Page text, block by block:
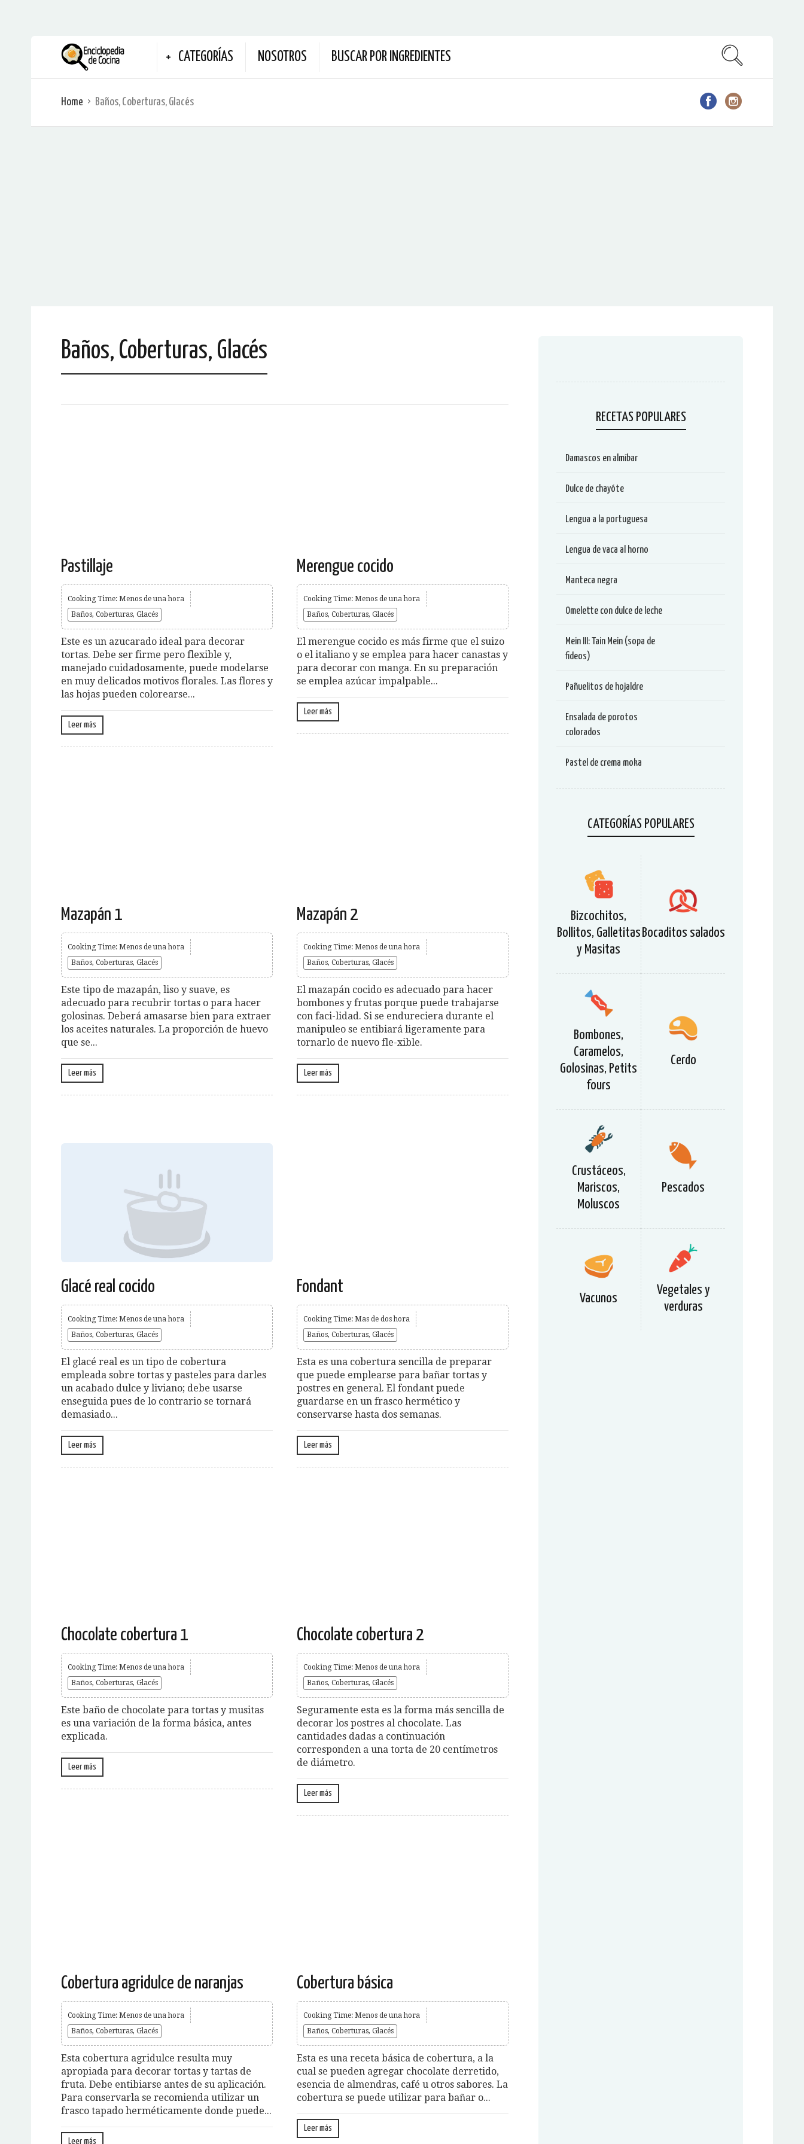
CATEGORÍAS NOSOTROS BUSCAR POR INGREDIENTES
Home Baños, Coberturas, Glacés
Baños, Coberturas, Glacés
Pastillaje
Cooking Time: Menos de una hora
Baños, Coberturas, Glacés
Este es un azucarado ideal para decorar
tortas. Debe ser firme pero flexible y,
manejado cuidadosamente, puede modelarse
en muy delicados motivos florales. Las flores y
las hojas pueden colorearse...
Leer más
Merengue cocido
Cooking Time: Menos de una hora
Baños, Coberturas, Glacés
El merengue cocido es más firme que el suizo
o el italiano y se emplea para hacer canastas y
para decorar con manga. En su preparación
se emplea azúcar impalpable...
Leer más
Mazapán 1
Cooking Time: Menos de una hora
Baños, Coberturas, Glacés
Este tipo de mazapán, liso y suave, es
adecuado para recubrir tortas o para hacer
golosinas. Deberá amasarse bien para extraer
los aceites naturales. La proporción de huevo
que se...
Leer más
Mazapán 2
Cooking Time: Menos de una hora
Baños, Coberturas, Glacés
El mazapán cocido es adecuado para hacer
bombones y frutas porque puede trabajarse
con faci-lidad. Si se endureciera durante el
manipuleo se entibiará ligeramente para
tornarlo de nuevo fle-xible.
Leer más
Glacé real cocido
Cooking Time: Menos de una hora
Baños, Coberturas, Glacés
El glacé real es un tipo de cobertura
empleada sobre tortas y pasteles para darles
un acabado dulce y liviano; debe usarse
enseguida pues de lo contrario se tornará
demasiado...
Leer más
Fondant
Cooking Time: Mas de dos hora
Baños, Coberturas, Glacés
Esta es una cobertura sencilla de preparar
que puede emplearse para bañar tortas y
postres en general. El fondant puede
guardarse en un frasco hermético y
conservarse hasta dos semanas.
Leer más
Chocolate cobertura 1
Cooking Time: Menos de una hora
Baños, Coberturas, Glacés
Este baño de chocolate para tortas y musitas
es una variación de la forma básica, antes
explicada.
Leer más
Chocolate cobertura 2
Cooking Time: Menos de una hora
Baños, Coberturas, Glacés
Seguramente esta es la forma más sencilla de
decorar los postres al chocolate. Las
cantidades dadas a continuación
corresponden a una torta de 20 centímetros
de diámetro.
Leer más
Cobertura agridulce de naranjas
Cooking Time: Menos de una hora
Baños, Coberturas, Glacés
Esta cobertura agridulce resulta muy
apropiada para decorar tortas y tartas de
fruta. Debe entibiarse antes de su aplicación.
Para conservarla se recomienda utilizar un
frasco tapado herméticamente donde puede...
Leer más
Cobertura básica
Cooking Time: Menos de una hora
Baños, Coberturas, Glacés
Esta es una receta básica de cobertura, a la
cual se pueden agregar chocolate derretido,
esencia de almendras, café u otros sabores. La
cobertura se puede utilizar para bañar o...
Leer más
RECETAS POPULARES
Damascos en almíbar
Dulce de chayóte
Lengua a la portuguesa
Lengua de vaca al horno
Manteca negra
Omelette con dulce de leche
Mein III: Tain Mein (sopa de
fideos)
Pañuelitos de hojaldre
Ensalada de porotos
colorados
Pastel de crema moka
CATEGORÍAS POPULARES
Bizcochitos,
Bollitos, Galletitas
y Masitas
Bocaditos salados
Bombones,
Caramelos,
Golosinas, Petits
fours
Cerdo
Crustáceos,
Mariscos,
Moluscos
Pescados
Vacunos
Vegetales y
verduras